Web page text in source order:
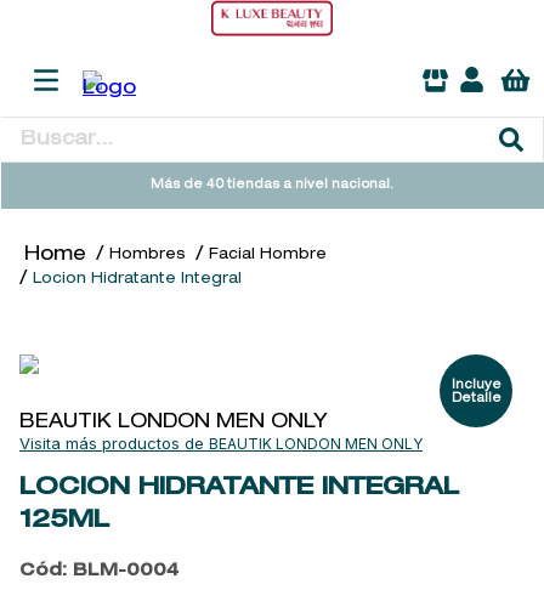
Buscar...
Más de 40 tiendas a nivel nacional.
Hombres
Facial Hombre
Locion Hidratante Integral
BEAUTIK LONDON MEN ONLY
BEAUTIK LONDON MEN ONLY
LOCION HIDRATANTE INTEGRAL
125ML
Cód : BLM-0004
TÉRMINOS MÁS BUSCADOS
2 .
sol ipanema
4.
6.
ysl
7 .
kool beauty serum
8.
retrinal
9.
baylis